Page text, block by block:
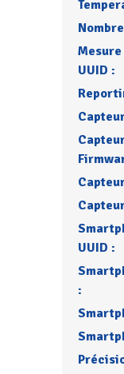
Mesure
UUID :
UUID :
: